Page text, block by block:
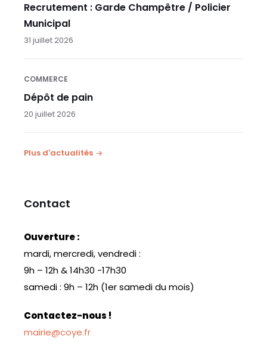
Recrutement : Garde Champêtre / Policier
Municipal
31 juillet 2026
COMMERCE
Dépôt de pain
20 juillet 2026
Plus d'actualités
Contact
Ouverture :
mardi, mercredi, vendredi :
9h – 12h & 14h30 -17h30
samedi : 9h – 12h (1er samedi du mois)
Contactez-nous !
mairie@coye.fr